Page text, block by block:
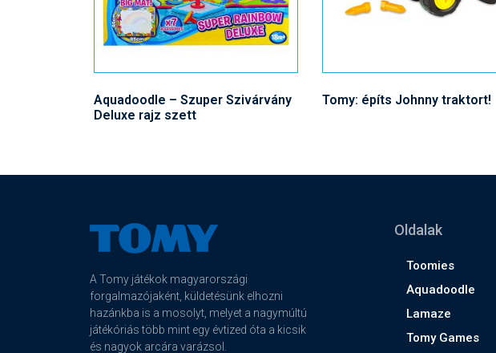
Aquadoodle – Szuper Szivárvány
Deluxe rajz szett
Tomy: építs Johnny traktort!
A Tomy játékok magyarországi
forgalmazójaként, küldetésünk elhozni
hazánkba is a mosolyt, melyet a nagymúltú
játékóriás több mint egy évtized óta a kicsik
és nagyok arcára varázsol.
Oldalak
Toomies
Aquadoodle
Lamaze
Tomy Games